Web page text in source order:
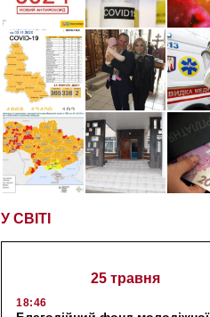
У СВІТІ
25 травня
18:46